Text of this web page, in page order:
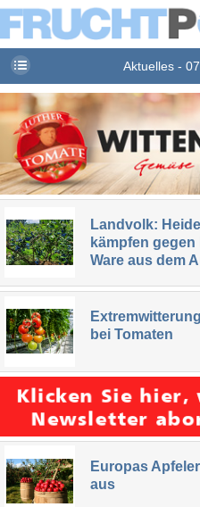
Aktuelles -
Landvolk:
kämpfen
Ware aus dem
bei Tomaten
Europas
aus